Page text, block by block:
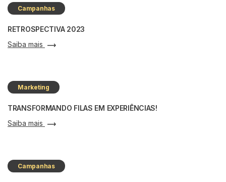
Campanhas
RETROSPECTIVA 2023
Saiba mais
Marketing
TRANSFORMANDO FILAS EM EXPERIÊNCIAS!
Saiba mais
Campanhas